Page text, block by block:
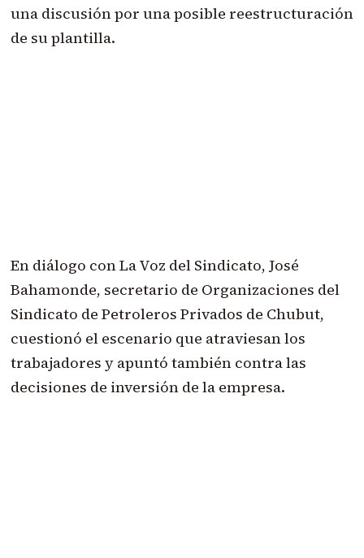
una discusión por una posible reestructuración
de su plantilla.
En diálogo con La Voz del Sindicato, José
Bahamonde, secretario de Organizaciones del
Sindicato de Petroleros Privados de Chubut,
cuestionó el escenario que atraviesan los
trabajadores y apuntó también contra las
decisiones de inversión de la empresa.